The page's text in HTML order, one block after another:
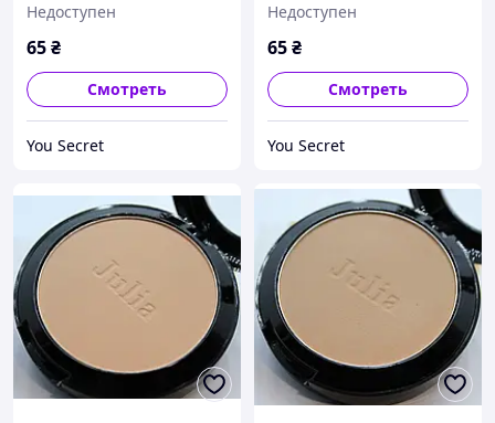
Недоступен
65₴
Смотреть
You Secret
Недоступен
65₴
Смотреть
You Secret